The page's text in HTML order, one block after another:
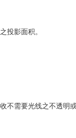
投影面积。
不需要光线之不透明